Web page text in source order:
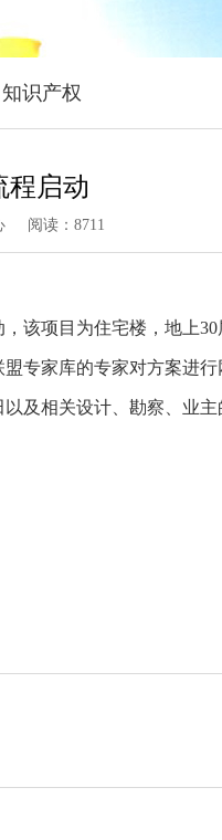
知识产权
程启动
阅读： 8711
项目为住宅楼，地上30
专家库的专家对方案进
及相关设计、勘察、业主